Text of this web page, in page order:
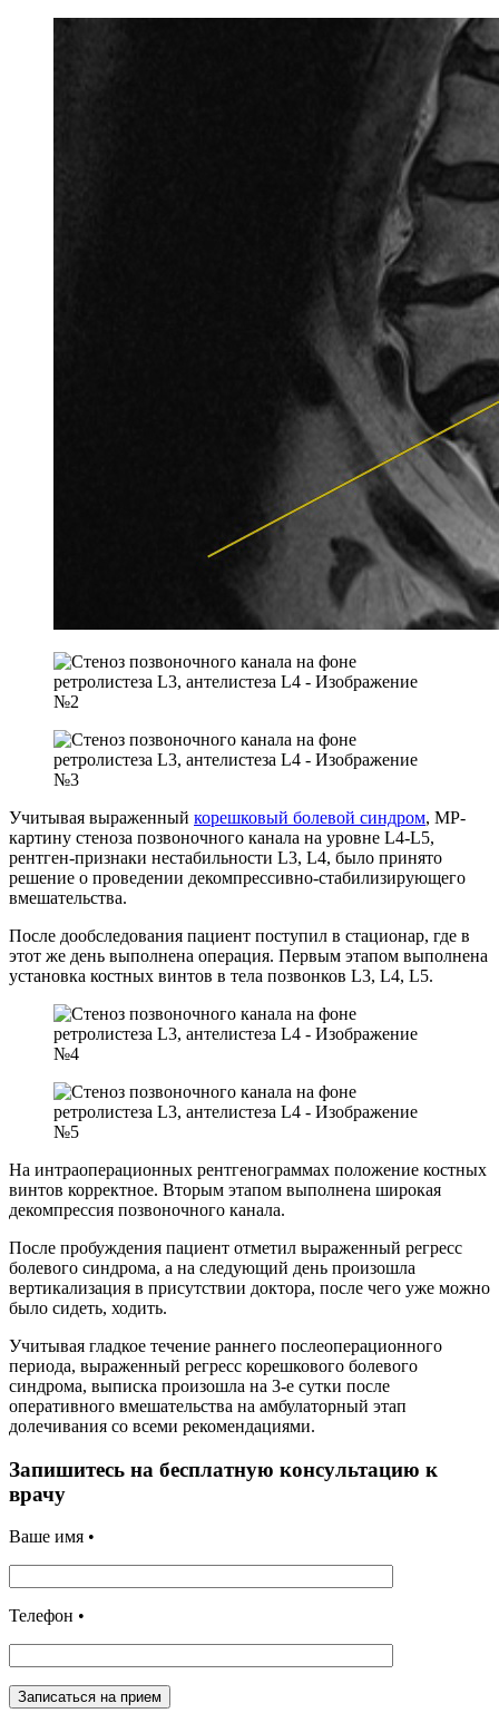
Учитывая выраженный корешковый болевой синдром, МР-
картину стеноза позвоночного канала на уровне L4-L5,
рентген-признаки нестабильности L3, L4, было принято
решение о проведении декомпрессивно-стабилизирующего
вмешательства.
После дообследования пациент поступил в стационар, где в
этот же день выполнена операция. Первым этапом выполнена
установка костных винтов в тела позвонков L3, L4, L5.
На интраоперационных рентгенограммах положение костных
винтов корректное. Вторым этапом выполнена широкая
декомпрессия позвоночного канала.
После пробуждения пациент отметил выраженный регресс
болевого синдрома, а на следующий день произошла
вертикализация в присутствии доктора, после чего уже можно
было сидеть, ходить.
Учитывая гладкое течение раннего послеоперационного
периода, выраженный регресс корешкового болевого
синдрома, выписка произошла на 3-е сутки после
оперативного вмешательства на амбулаторный этап
долечивания со всеми рекомендациями.
Запишитесь на бесплатную консультацию к
врачу
Ваше имя •
Телефон •
Записаться на прием